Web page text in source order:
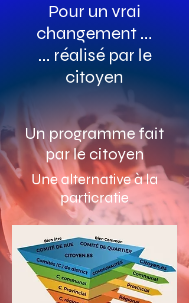
Pour un vrai
changement ...
... réalisé par le
citoyen
Un programme fait
par le citoyen
Une alternative à la
particratie